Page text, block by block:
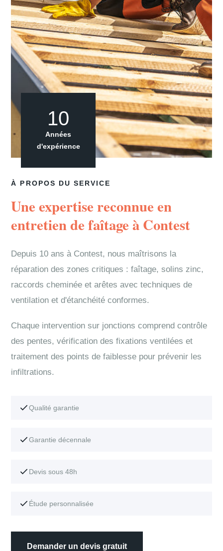
À PROPOS DU SERVICE
Une expertise reconnue en
entretien de faîtage à Contest
Depuis 10 ans à Contest, nous maîtrisons la
réparation des zones critiques : faîtage, solins zinc,
raccords cheminée et arêtes avec techniques de
ventilation et d'étanchéité conformes.
Chaque intervention sur jonctions comprend contrôle
des pentes, vérification des fixations ventilées et
traitement des points de faiblesse pour prévenir les
infiltrations.
Qualité garantie
Garantie décennale
Devis sous 48h
Étude personnalisée
Demander un devis gratuit
10
Années
d'expérience